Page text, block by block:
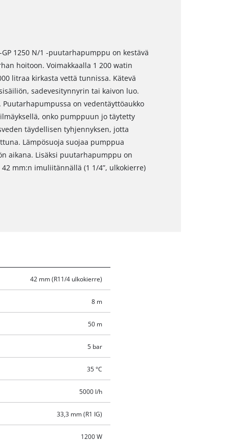
1250 N/1 -puutarhapumppu on kestävä
hoitoon. Voimakkaalla 1 200 watin
litraa kirkasta vettä tunnissa. Kätevä
sadevesitynnyrin tai kaivon luo.
on vedentäyttöaukko
onko pumppuun jo täytetty
täydellisen tyhjennyksen, jotta
Lämpösuoja suojaa pumppua
aikana. Lisäksi puutarhapumppu on
mm:n imuliitännällä (1 1/4”, ulkokierre)
42 mm (R11/4 ulkokierre)
8 m
50 m
5 bar
35 °C
5000 l/h
33,3 mm (R1 IG)
1200 W